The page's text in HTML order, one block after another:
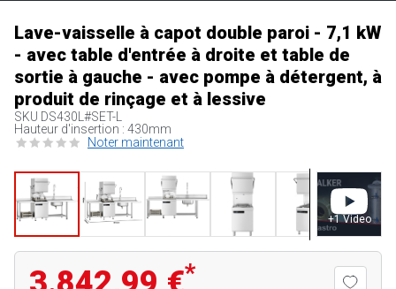
Lave-vaisselle à capot double paroi - 7,1 kW
- avec table d'entrée à droite et table de
sortie à gauche - avec pompe à détergent, à
produit de rinçage et à lessive
SKU DS430L#SET-L
Hauteur d'insertion : 430mm
Noter maintenant
+1 Video
*